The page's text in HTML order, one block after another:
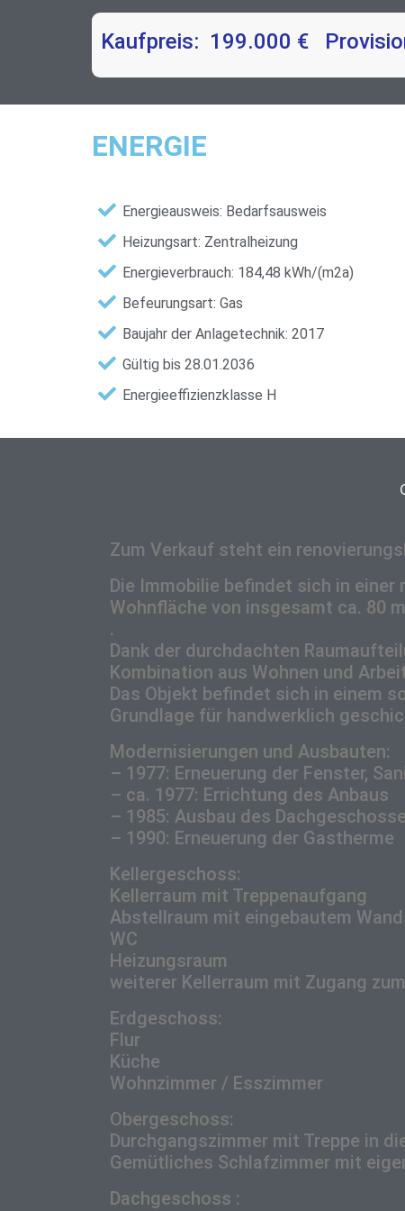
Kaufpreis: 199.000 €
ENERGIE
Energieausweis: Bedarfsausweis
Heizungsart: Zentralheizung
Energieverbrauch: 184,48 kWh/(m2a)
Befeurungsart: Gas
Baujahr der Anlagetechnik: 2017
Gültig bis 28.01.2036
Energie­effizienz­klasse H
Zum Verkauf steht ein
Die Immobilie befindet sich in einer
Wohnfläche von insgesamt ca. 80
.
Dank der durchdachten
Kombination aus Wohnen und
Das Objekt befindet sich in einem
Grundlage für handwerklich
Modernisierungen und Ausbauten:
– 1977: Erneuerung der Fenster,
– ca. 1977: Errichtung des Anbaus
– 1985: Ausbau des
– 1990: Erneuerung der Gastherme
Kellergeschoss:
Kellerraum mit Treppenaufgang
Abstellraum mit eingebautem
WC
Heizungsraum
weiterer Kellerraum mit Zugang
Erdgeschoss:
Flur
Küche
Wohnzimmer / Esszimmer
Obergeschoss:
Durchgangszimmer mit Treppe in
Gemütliches Schlafzimmer mit
Dachgeschoss :